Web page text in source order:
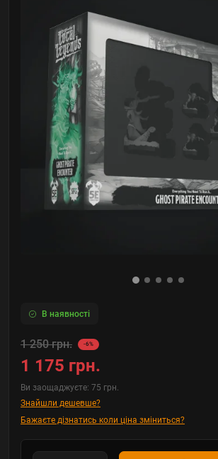
В наявності
1 250 грн. -6%
1 175 грн.
Ви заощаджуєте: 75 грн.
Знайшли дешевше?
Бажаєте дізнатись коли ціна зміниться?